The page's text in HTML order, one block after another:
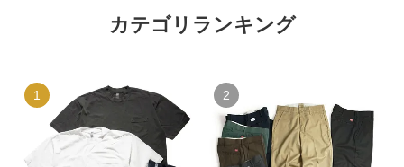
カテゴリランキング